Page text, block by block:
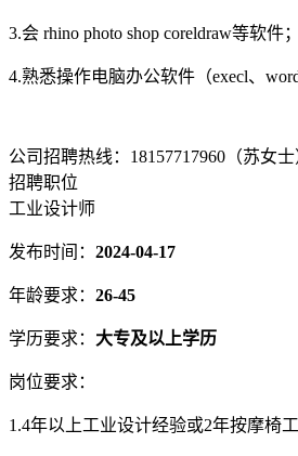
3.会 rhino photo shop coreldraw等软件；
4.熟悉操作电脑办公软件（execl、
公司招聘热线：18157717960（苏女士
招聘职位
工业设计师
发布时间： 2024-04-17
年龄要求： 26-45
学历要求： 大专及以上学历
岗位要求：
1.4年以上工业设计经验或2年按摩椅